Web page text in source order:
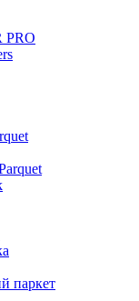
PRO
паркет